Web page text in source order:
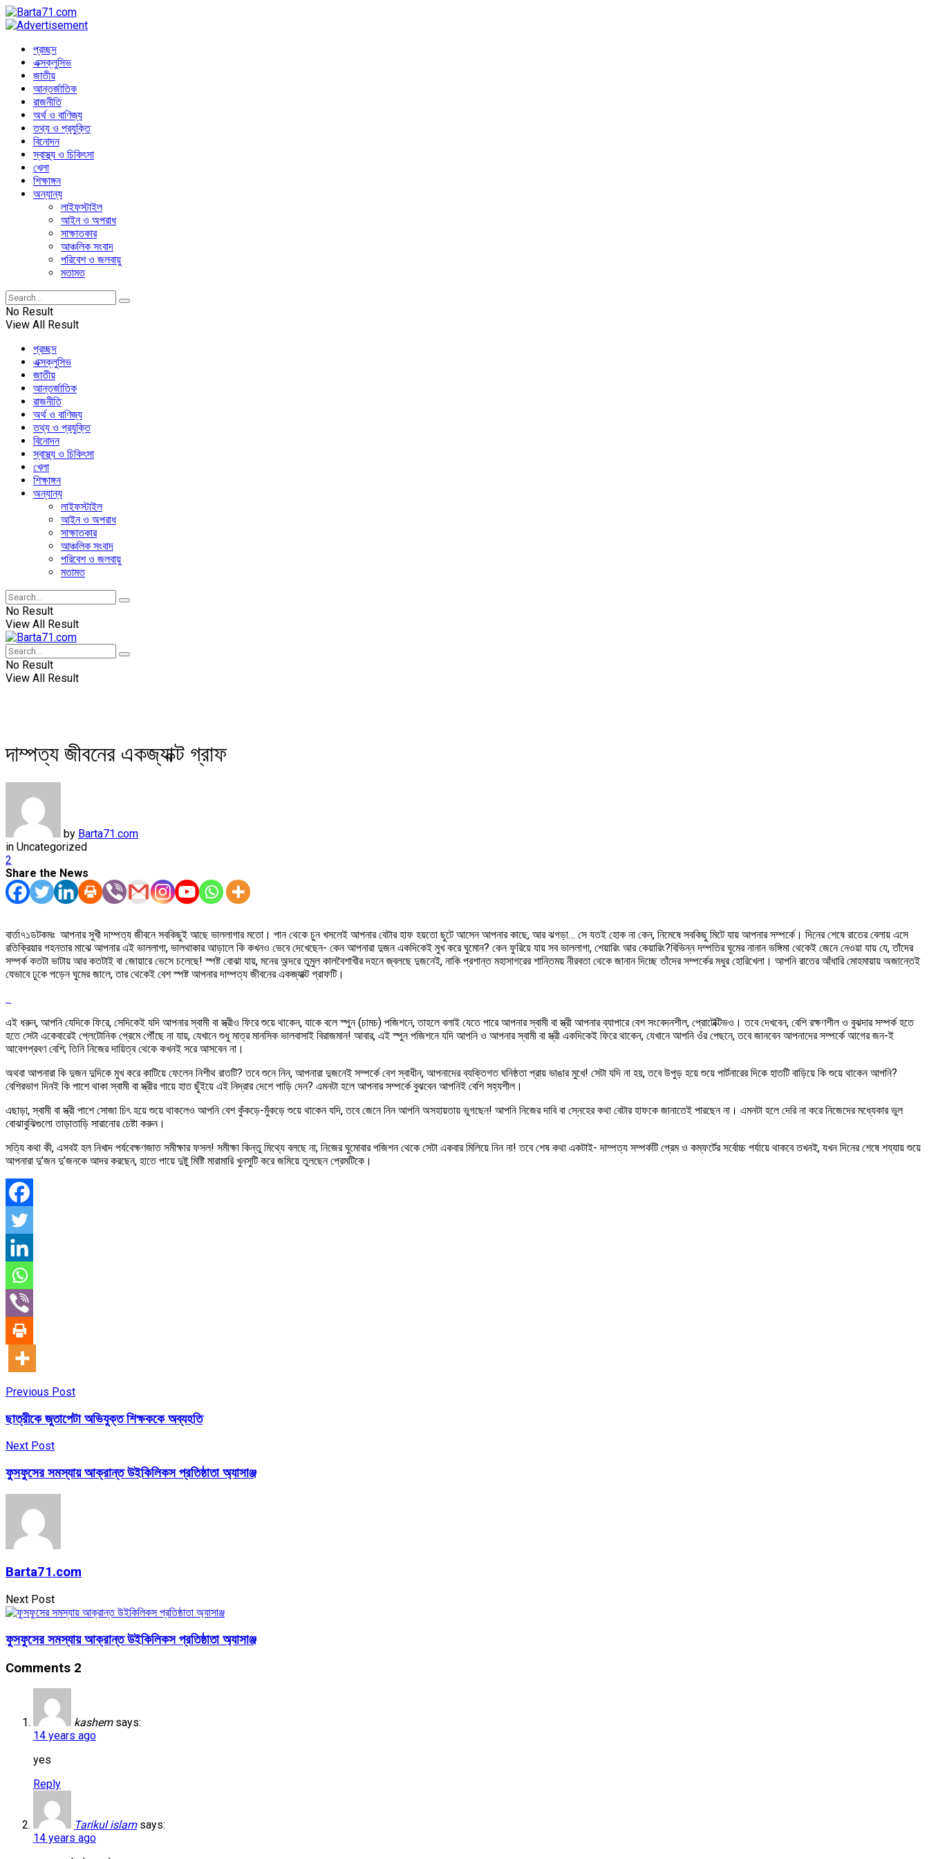
প্রচ্ছদ
এক্সক্লুসিভ
জাতীয়
আন্তর্জাতিক
রাজনীতি
অর্থ ও বাণিজ্য
তথ্য ও প্রযুক্তি
বিনোদন
স্বাস্থ্য ও চিকিৎসা
খেলা
শিক্ষাঙ্গন
অন্যান্য
লাইফস্টাইল
আইন ও অপরাধ
সাক্ষাতকার
আঞ্চলিক সংবাদ
পরিবেশ ও জলবায়ু
মতামত
No Result
View All Result
প্রচ্ছদ
এক্সক্লুসিভ
জাতীয়
আন্তর্জাতিক
রাজনীতি
অর্থ ও বাণিজ্য
তথ্য ও প্রযুক্তি
বিনোদন
স্বাস্থ্য ও চিকিৎসা
খেলা
শিক্ষাঙ্গন
অন্যান্য
লাইফস্টাইল
আইন ও অপরাধ
সাক্ষাতকার
আঞ্চলিক সংবাদ
পরিবেশ ও জলবায়ু
মতামত
No Result
View All Result
No Result
View All Result
দাম্পত্য জীবনের একজ্যাক্ট গ্রাফ
by Barta71.com
in Uncategorized
2
Share the News
বার্তা৭১ডটকমঃ আপনার সুখী দাম্পত্য জীবনে সবকিছুই আছে ভাললাগার মতো। পান থেকে চুন খসলেই আপনার বেটার হাফ হয়তো ছুটে আসেন আপনার কাছে, আর ঝগড়া… সে যতই হোক না কেন, নিমেষে সবকিছু মিটে যায় আপনার সম্পর্কে। দিনের শেষে রাতের বেলায় এসে
রতিক্রিয়ার গহনতার মাঝে আপনার এই ভাললাগা, ভালথাকার আড়ালে কি কখনও ভেবে দেখেছেন- কেন আপনারা দুজন একদিকেই মুখ করে ঘুমোন? কেন ফুরিয়ে যায় সব ভাললাগা, শেয়ারিং আর কেয়ারিং?বিভিন্ন দম্পতির ঘুমের নানান ভঙ্গিমা থেকেই জেনে নেওয়া যায় যে, তাঁদের
সম্পর্ক কতটা ভাটায় আর কতটাই বা জোয়ারে ভেসে চলেছে! স্পষ্ট বোঝা যায়, মনের অন্দরে তুমুল কালবৈশাখীর দহনে জ্বলছে দুজনেই, নাকি প্রশান্ত মহাসাগরের শান্তিময় নীরবতা থেকে জানান দিচ্ছে তাঁদের সম্পর্কের মধুর হোরিখেলা। আপনি রাতের আঁধারি মোহমায়ায় অজান্তেই
যেভাবে ঢুকে পড়েন ঘুমের জালে, তার থেকেই বেশ স্পষ্ট আপনার দাম্পত্য জীবনের একজ্যাক্ট গ্রাফটি।
এই ধরুন, আপনি যেদিকে ফিরে, সেদিকেই যদি আপনার স্বামী বা স্ত্রীও ফিরে শুয়ে থাকেন, যাকে বলে স্পুন (চামচ) পজিশনে, তাহলে বলাই যেতে পারে আপনার স্বামী বা স্ত্রী আপনার ব্যাপারে বেশ সংবেদনশীল, প্রোটেক্টিভও। তবে দেখবেন, বেশি রক্ষণশীল ও বুঝদার সম্পর্ক হতে
হতে সেটা একেবারেই প্লেটোনিক প্রেমে পৌঁছে না যায়, যেখানে শুধু মাত্র মানসিক ভালবাসাই বিরাজমান! আবার, এই স্পুন পজিশনে যদি আপনি ও আপনার স্বামী বা স্ত্রী একদিকেই ফিরে থাকেন, যেখানে আপনি ওঁর পেছনে, তবে জানবেন আপনাদের সম্পর্কে আগের জন-ই
আবেগপ্রবণ বেশি; তিনি নিজের দায়িত্ব থেকে কখনই সরে আসবেন না।
অথবা আপনারা কি দুজন দুদিকে মুখ করে কাটিয়ে ফেলেন নিশীথ রাতটি? তবে শুনে নিন, আপনারা দুজনেই সম্পর্কে বেশ স্বাধীন, আপনাদের ব্যক্তিগত ঘনিষ্ঠতা প্রায় ভাঙার মুখে! সেটা যদি না হয়, তবে উপুড় হয়ে শুয়ে পার্টনারের দিকে হাতটি বাড়িয়ে কি শুয়ে থাকেন আপনি?
বেশিরভাগ দিনই কি পাশে থাকা স্বামী বা স্ত্রীর গায়ে হাত ছুঁইয়ে এই নিদ্রার দেশে পাড়ি দেন? এমনটা হলে আপনার সম্পর্কে বুঝবেন আপনিই বেশি সহ্যশীল।
এছাড়া, স্বামী বা স্ত্রী পাশে সোজা চিৎ হয়ে শুয়ে থাকলেও আপনি বেশ কুঁকড়ে-মুঁকড়ে শুয়ে থাকেন যদি, তবে জেনে নিন আপনি অসহায়তায় ভুগছেন! আপনি নিজের দাবি বা স্নেহের কথা বেটার হাফকে জানাতেই পারছেন না। এমনটা হলে দেরি না করে নিজেদের মধ্যেকার ভুল
বোঝাবুঝিগুলো তাড়াতাড়ি সারানোর চেষ্টা করুন।
সত্যি কথা কী, এসবই হল নিখাদ পর্যবেক্ষণজাত সমীক্ষার ফসল! সমীক্ষা কিন্তু মিথ্যে বলছে না; নিজের ঘুমোবার পজিশন থেকে সেটা একবার মিলিয়ে নিন না! তবে শেষ কথা একটাই- দাম্পত্য সম্পর্কটি প্রেম ও কম্ফর্টের সর্বোচ্চ পর্যায়ে থাকবে তখনই, যখন দিনের শেষে শয্যায় শুয়ে
আপনারা দু’জন দু’জনকে আদর করছেন, হাতে পায়ে দুষ্টু মিষ্টি মারামারি খুনসুটি করে জমিয়ে তুলছেন প্রেমটিকে।
Previous Post
ছাত্রীকে জুতাপেটা অভিযুক্ত শিক্ষককে অব্যহতি
Next Post
ফুসফুসের সমস্যায় আক্রান্ত উইকিলিকস প্রতিষ্ঠাতা অ্যাসাঞ্জ
Barta71.com
Next Post
ফুসফুসের সমস্যায় আক্রান্ত উইকিলিকস প্রতিষ্ঠাতা অ্যাসাঞ্জ
Comments 2
kashem says:
14 years ago
yes
Reply
Tarikul islam says:
14 years ago